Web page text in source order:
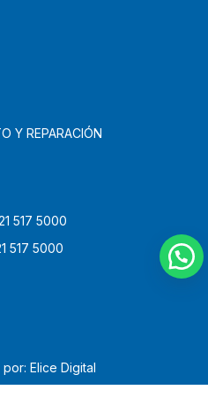
Y REPARACIÓN
517 5000
517 5000
Elice Digital